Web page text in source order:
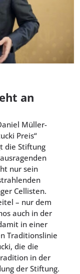
an
Müller-
Preis“
die Stiftung
nur sein
Cellisten.
– nur dem
auch in der
in einer
Traditionslinie
die die
in der
der Stiftung.